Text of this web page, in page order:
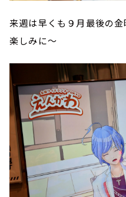
来週は早くも９月最後の金
楽しみに～